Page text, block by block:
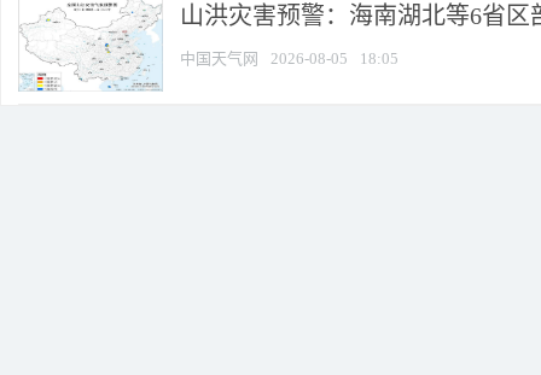
山洪灾害预警：海南湖北等6省
中国天气网 2026-08-05 18:05